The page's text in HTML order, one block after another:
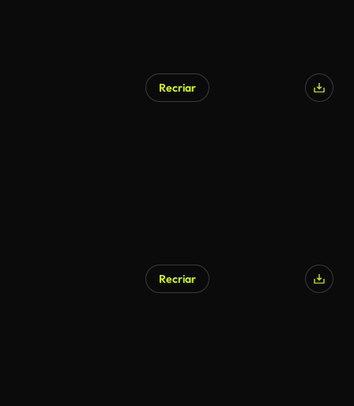
Recriar
Recriar